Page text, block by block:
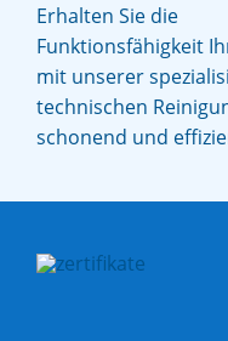
Erhalten Sie die
Funktionsfähigkeit
mit unserer
technischen
schonend und